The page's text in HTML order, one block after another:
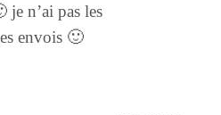
je n’ai pas les
envois 🙂